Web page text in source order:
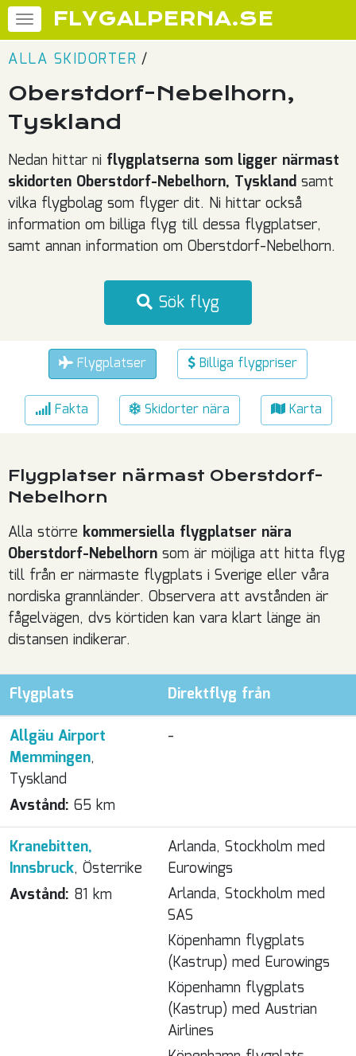
FLYGALPERNA.SE
ALLA SKIDORTER /
Oberstdorf-Nebelhorn,
Tyskland
Nedan hittar ni flygplatserna som ligger närmast
skidorten Oberstdorf-Nebelhorn, Tyskland samt
vilka flygbolag som flyger dit. Ni hittar också
information om billiga flyg till dessa flygplatser,
samt annan information om Oberstdorf-Nebelhorn.
Sök flyg
Flygplatser Billiga flygpriser
Fakta Skidorter nära Karta
Flygplatser närmast Oberstdorf-
Nebelhorn
Alla större kommersiella flygplatser nära
Oberstdorf-Nebelhorn som är möjliga att hitta flyg
till från er närmaste flygplats i Sverige eller våra
nordiska grannländer. Observera att avstånden är
fågelvägen, dvs körtiden kan vara klart länge än
distansen indikerar.
Flygplats
Direktflyg från
Allgäu Airport
Memmingen,
Tyskland
Avstånd: 65 km
-
Kranebitten,
Innsbruck, Österrike
Avstånd: 81 km
Arlanda, Stockholm med
Eurowings
Arlanda, Stockholm med
SAS
Köpenhamn flygplats
(Kastrup) med Eurowings
Köpenhamn flygplats
(Kastrup) med Austrian
Airlines